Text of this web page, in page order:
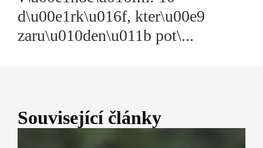
d\u00e1rk\u016f, kter\u00e9
zaru\u010den\u011b pot\...
Související články